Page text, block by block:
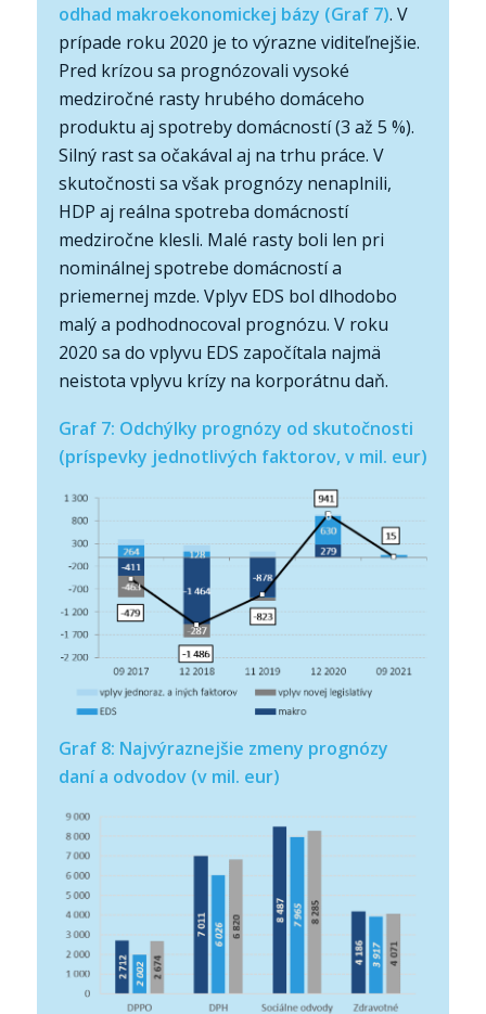
odhad makroekonomickej bázy (Graf 7). V
prípade roku 2020 je to výrazne viditeľnejšie.
Pred krízou sa prognózovali vysoké
medziročné rasty hrubého domáceho
produktu aj spotreby domácností (3 až 5 %).
Silný rast sa očakával aj na trhu práce. V
skutočnosti sa však prognózy nenaplnili,
HDP aj reálna spotreba domácností
medziročne klesli. Malé rasty boli len pri
nominálnej spotrebe domácností a
priemernej mzde. Vplyv EDS bol dlhodobo
malý a podhodnocoval prognózu. V roku
2020 sa do vplyvu EDS započítala najmä
neistota vplyvu krízy na korporátnu daň.
Graf 7: Odchýlky prognózy od skutočnosti
(príspevky jednotlivých faktorov, v mil. eur)
Graf 8: Najvýraznejšie zmeny prognózy
daní a odvodov (v mil. eur)